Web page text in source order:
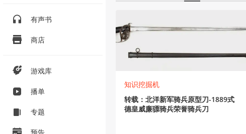
有声书
商店
游戏库
播单
专题
知识挖掘机
转载：北洋新军骑兵原型刀-1889式
德皇威廉骠骑兵荣誉骑兵刀